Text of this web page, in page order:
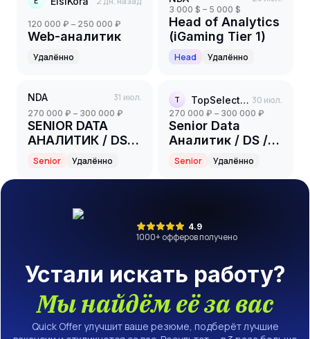
120 000 ₽ – 250 000 ₽
Web-аналитик
Удалённо
3 000 $ – 5 000 $
Head of Analytics
(iGaming Tier 1)
Head Удалённо
NDA 31 июл.
270 000 ₽ – 300 000 ₽
SENIOR DATA
АНАЛИТИК / DS /
BI (нефтехимия)
Senior Удалённо
T TopSelection 30 июл.
270 000 ₽ – 300 000 ₽
Senior Data
Аналитик / DS /
BI (нефтехимия)
Senior Удалённо
4.9
1000+ офферов получено
Устали искать работу?
Мы найдём её за вас
Quick Offer улучшит ваше резюме, подберёт лучшие